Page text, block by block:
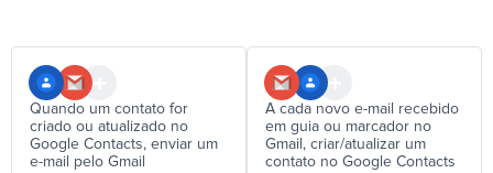
Quando um contato for
criado ou atualizado no
Google Contacts, enviar um
e-mail pelo Gmail
A cada novo e-mail recebido
em guia ou marcador no
Gmail, criar/atualizar um
contato no Google Contacts